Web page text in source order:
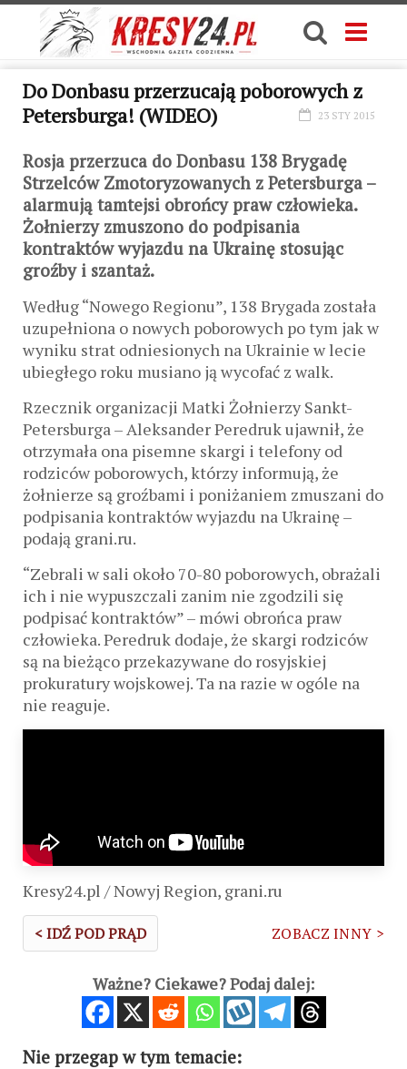
Do Donbasu przerzucają poborowych z
Petersburga! (WIDEO)
23 STY 2015
Rosja przerzuca do Donbasu 138 Brygadę
Strzelców Zmotoryzowanych z Petersburga –
alarmują tamtejsi obrońcy praw człowieka.
Żołnierzy zmuszono do podpisania
kontraktów wyjazdu na Ukrainę stosując
groźby i szantaż.
Według “Nowego Regionu”, 138 Brygada została
uzupełniona o nowych poborowych po tym jak w
wyniku strat odniesionych na Ukrainie w lecie
ubiegłego roku musiano ją wycofać z walk.
Rzecznik organizacji Matki Żołnierzy Sankt-
Petersburga – Aleksander Peredruk ujawnił, że
otrzymała ona pisemne skargi i telefony od
rodziców poborowych, którzy informują, że
żołnierze są groźbami i poniżaniem zmuszani do
podpisania kontraktów wyjazdu na Ukrainę –
podają grani.ru.
“Zebrali w sali około 70-80 poborowych, obrażali
ich i nie wypuszczali zanim nie zgodzili się
podpisać kontraktów” – mówi obrońca praw
człowieka. Peredruk dodaje, że skargi rodziców
są na bieżąco przekazywane do rosyjskiej
prokuratury wojskowej. Ta na razie w ogóle na
nie reaguje.
Kresy24.pl / Nowyj Region, grani.ru
< IDŹ POD PRĄD ZOBACZ INNY >
Ważne? Ciekawe? Podaj dalej:
Nie przegap w tym temacie: